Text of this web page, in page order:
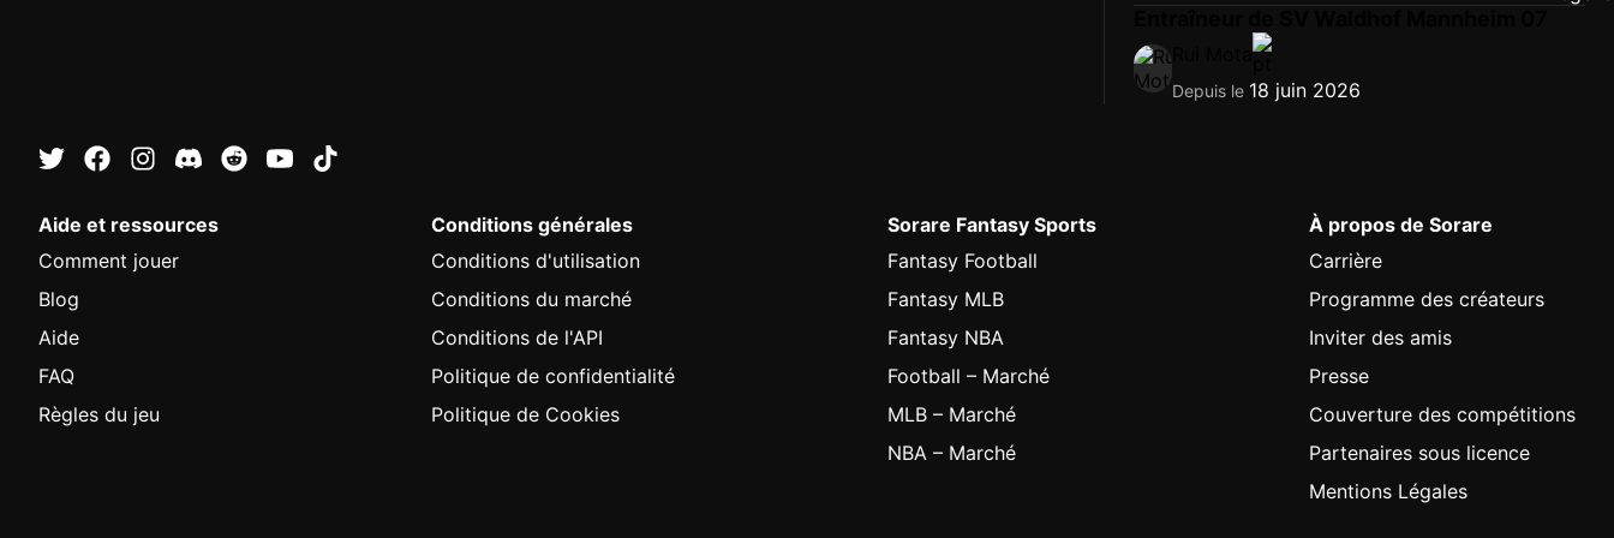
Depuis le 18 juin 2026
Aide et ressources
Comment jouer
Blog
Aide
FAQ
Règles du jeu
Conditions générales
Conditions d'utilisation
Conditions du marché
Conditions de l'API
Politique de confidentialité
Politique de Cookies
Sorare Fantasy Sports
Fantasy Football
Fantasy MLB
Fantasy NBA
Football – Marché
MLB – Marché
NBA – Marché
À propos de Sorare
Carrière
Programme des créateurs
Inviter des amis
Presse
Couverture des compétitions
Partenaires sous licence
Mentions Légales